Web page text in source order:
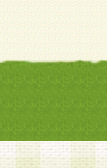
加・ 利
て確認
いただ
ります。
1.会員
了し、
が以下